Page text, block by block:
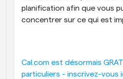
planification afin que vous
concentrer sur ce qui est
Cal.com est désormais
particuliers - inscrivez-vous